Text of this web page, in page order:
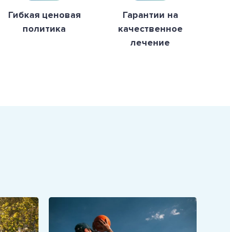
Гибкая ценовая
политика
Гарантии на
качественное
лечение